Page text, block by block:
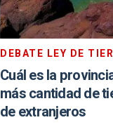
DEBATE LEY DE
Cuál es la
más cantidad de
de extranjeros